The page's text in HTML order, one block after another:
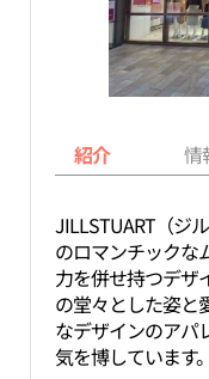
紹介 情
JILLSTUART（ジ
のロマンチックな
力を併せ持つデザ
の堂々とした姿と
なデザインのアパ
気を博しています。